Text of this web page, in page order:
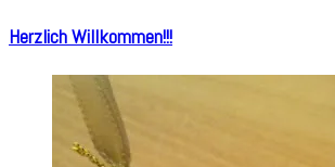
Herzlich Willkommen!!!